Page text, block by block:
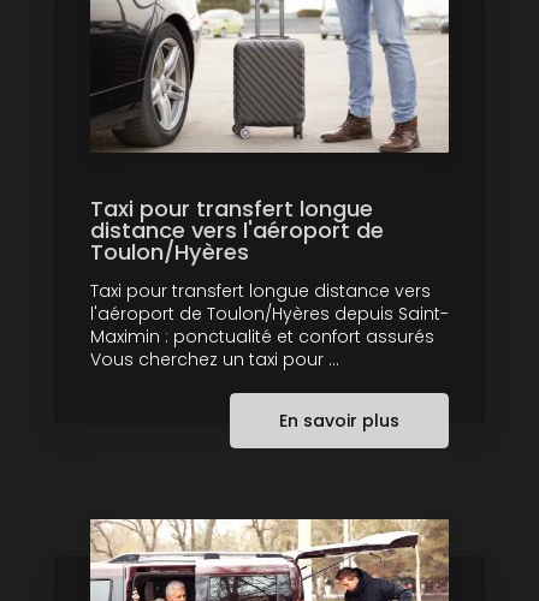
Taxi pour transfert longue
distance vers l'aéroport de
Toulon/Hyères
Taxi pour transfert longue distance vers
l'aéroport de Toulon/Hyères depuis Saint-
Maximin : ponctualité et confort assurés
Vous cherchez un taxi pour ...
En savoir plus